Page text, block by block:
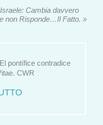
Cambia davvero
non Risponde…Il Fatto. »
pontífice contradice
CWR